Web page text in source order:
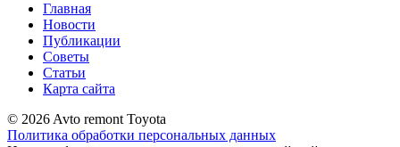
Главная
Новости
Публикации
Советы
Статьи
Карта сайта
© 2026 Avto remont Toyota
Политика обработки персональных данных